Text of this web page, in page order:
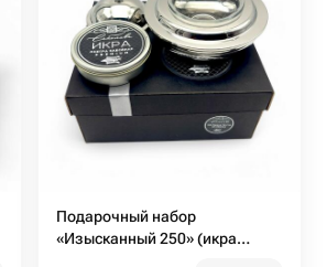
Подарочный набор
«Изысканный 250» (икра